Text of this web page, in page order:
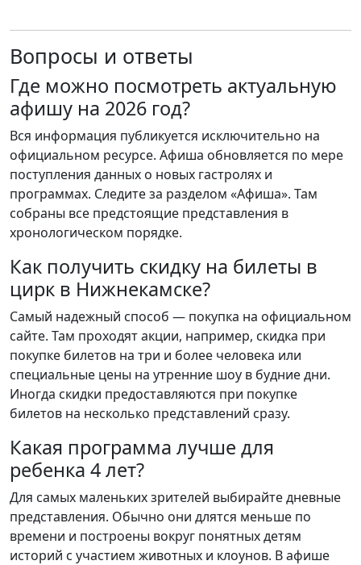
Вопросы и ответы
Где можно посмотреть актуальную
афишу на 2026 год?
Вся информация публикуется исключительно на
официальном ресурсе. Афиша обновляется по мере
поступления данных о новых гастролях и
программах. Следите за разделом «Афиша». Там
собраны все предстоящие представления в
хронологическом порядке.
Как получить скидку на билеты в
цирк в Нижнекамске?
Самый надежный способ — покупка на официальном
сайте. Там проходят акции, например, скидка при
покупке билетов на три и более человека или
специальные цены на утренние шоу в будние дни.
Иногда скидки предоставляются при покупке
билетов на несколько представлений сразу.
Какая программа лучше для
ребенка 4 лет?
Для самых маленьких зрителей выбирайте дневные
представления. Обычно они длятся меньше по
времени и построены вокруг понятных детям
историй с участием животных и клоунов. В афише